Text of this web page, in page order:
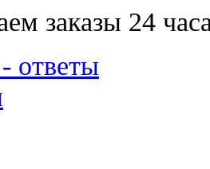
заказы 24
ответы